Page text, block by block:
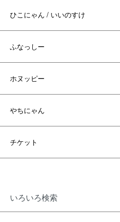
ひこにゃん / いいのすけ
ふなっしー
ホヌッピー
やちにゃん
チケット
いろいろ検索